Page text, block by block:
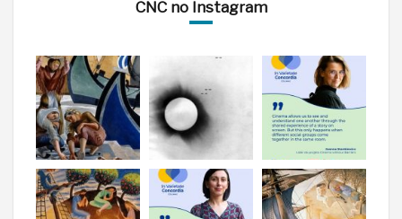
CNC no Instagram